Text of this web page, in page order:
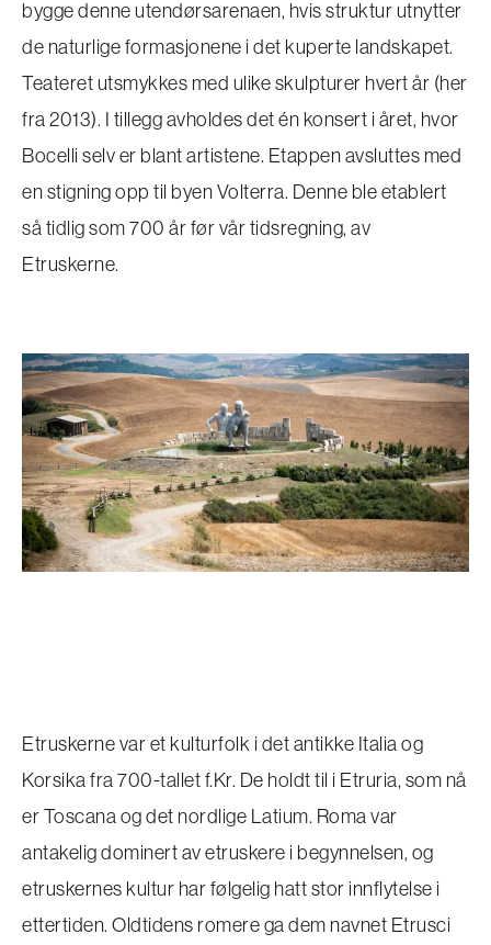
bygge denne utendørsarenaen, hvis struktur utnytter
de naturlige formasjonene i det kuperte landskapet.
Teateret utsmykkes med ulike skulpturer hvert år (her
fra 2013). I tillegg avholdes det én konsert i året, hvor
Bocelli selv er blant artistene. Etappen avsluttes med
en stigning opp til byen Volterra. Denne ble etablert
så tidlig som 700 år før vår tidsregning, av
Etruskerne.
Etruskerne var et kulturfolk i det antikke Italia og
Korsika fra 700-tallet f.Kr. De holdt til i Etruria, som nå
er Toscana og det nordlige Latium. Roma var
antakelig dominert av etruskere i begynnelsen, og
etruskernes kultur har følgelig hatt stor innflytelse i
ettertiden. Oldtidens romere ga dem navnet Etrusci